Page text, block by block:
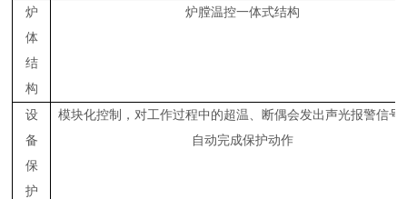
炉
体
结
构
炉膛温控一体式结构
设
备
保
护
模块化控制，对工作过程中的超温、断偶会发出声光报警信号
自动完成保护动作